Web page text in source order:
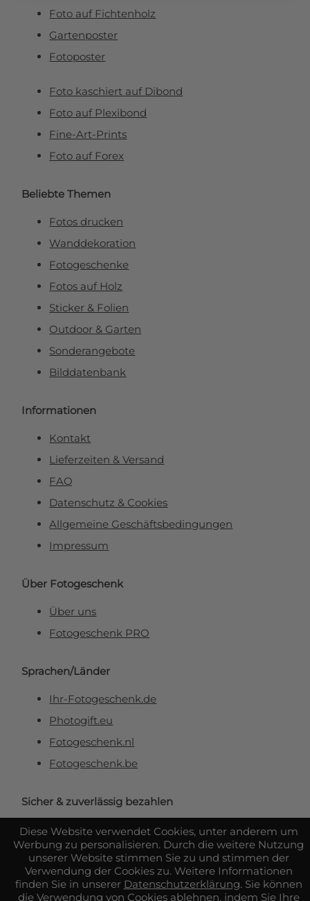
Diese Website verwendet Cookies, unter anderem um
Werbung zu personalisieren. Durch die weitere Nutzung
unserer Website stimmen Sie zu und stimmen der
Verwendung der Cookies zu. Weitere Informationen
finden Sie in unserer Datenschutzerklärung. Sie können
die Verwendung von Cookies ablehnen, indem Sie Ihre
Foto auf Fichtenholz
Gartenposter
Fotoposter
Foto kaschiert auf Dibond
Foto auf Plexibond
Fine-Art-Prints
Foto auf Forex
Beliebte Themen
Fotos drucken
Wanddekoration
Fotogeschenke
Fotos auf Holz
Sticker & Folien
Outdoor & Garten
Sonderangebote
Bilddatenbank
Informationen
Kontakt
Lieferzeiten & Versand
FAQ
Datenschutz & Cookies
Allgemeine Geschäftsbedingungen
Impressum
Über Fotogeschenk
Über uns
Fotogeschenk PRO
Sprachen/Länder
Ihr-Fotogeschenk.de
Photogift.eu
Fotogeschenk.nl
Fotogeschenk.be
Sicher & zuverlässig bezahlen